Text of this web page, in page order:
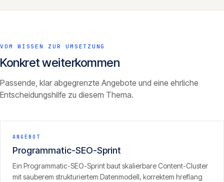
VOM WISSEN ZUR UMSETZUNG
Konkret weiterkommen
Passende, klar abgegrenzte Angebote und eine ehrliche
Entscheidungshilfe zu diesem Thema.
ANGEBOT
Programmatic-SEO-Sprint
Ein Programmatic-SEO-Sprint baut skalierbare Content-Cluster
mit sauberem strukturiertem Datenmodell, korrektem hreflang